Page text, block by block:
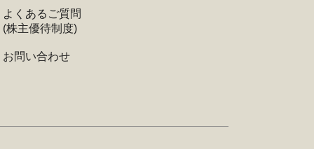
よくあるご質問
(株主優待制度)
お問い合わせ